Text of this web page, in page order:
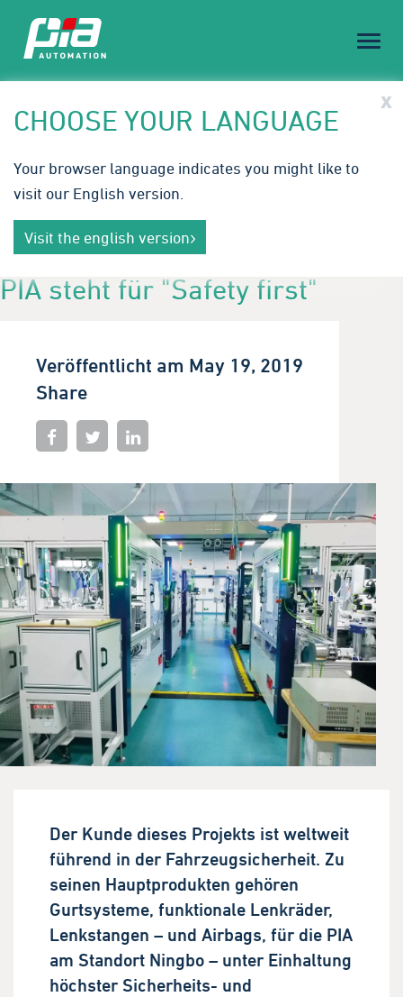
Toggle
23.-24. September 2026
Innovative Automatisierungslösungen für die
Medizintechnik. Wir freuen uns auf Ihren Besuch in
Galway.
Mehr erfahren
PIA steht für "Safety first"
Veröffentlicht am May 19, 2019
Share
Der Kunde dieses Projekts ist weltweit
führend in der Fahrzeugsicherheit. Zu
seinen Hauptprodukten gehören
Gurtsysteme, funktionale Lenkräder,
Lenkstangen – und Airbags, für die PIA
am Standort Ningbo – unter Einhaltung
höchster Sicherheits- und
CHOOSE YOUR LANGUAGE
Your browser language indicates you might like to
visit our English version.
Visit the english version
x